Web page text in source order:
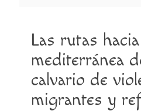
Las rutas
mediterránea
calvario de
migrantes y